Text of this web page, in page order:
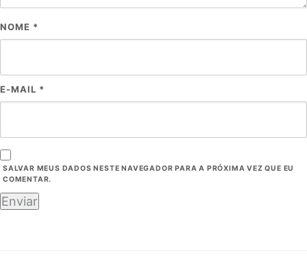
NOME *
E-MAIL *
SALVAR MEUS DADOS NESTE NAVEGADOR PARA A PRÓXIMA VEZ QUE EU
COMENTAR.